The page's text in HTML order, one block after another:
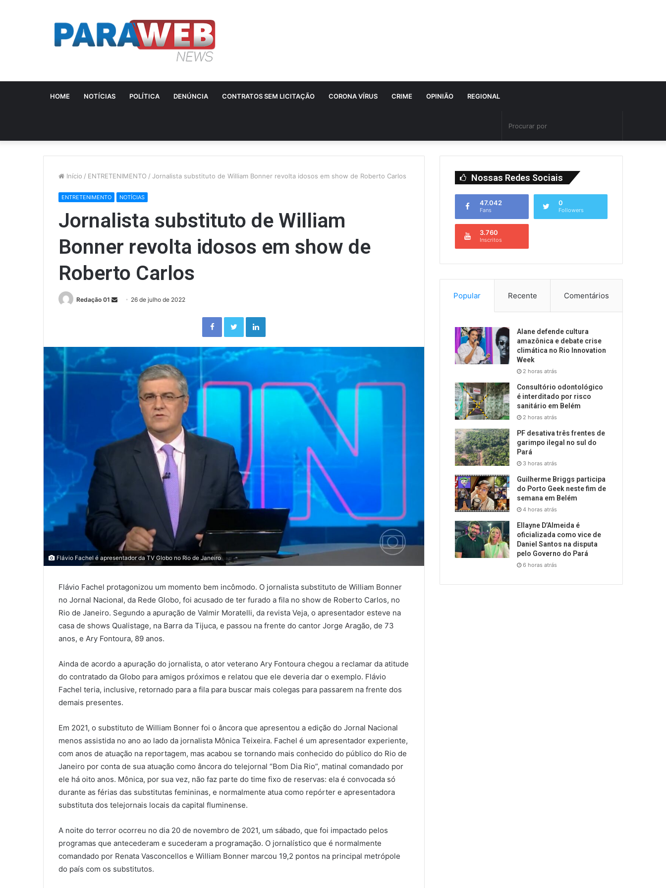
HOME NOTÍCIAS POLÍTICA DENÚNCIA CONTRATOS SEM LICITAÇÃO CORONA VÍRUS CRIME OPINIÃO REGIONAL
Início / ENTRETENIMENTO / Jornalista substituto de William Bonner revolta idosos em show de Roberto Carlos
ENTRETENIMENTO NOTÍCIAS
Jornalista substituto de William
Bonner revolta idosos em show de
Roberto Carlos
Redação 01
Send 26 de julho de 2022
FacebookTwitterLinkedin
Flávio Fachel é apresentador da TV Globo no Rio de Janeiro
Flávio Fachel protagonizou um momento bem incômodo. O jornalista substituto de William Bonner
no Jornal Nacional, da Rede Globo, foi acusado de ter furado a fila no show de Roberto Carlos, no
Rio de Janeiro. Segundo a apuração de Valmir Moratelli, da revista Veja, o apresentador esteve na
casa de shows Qualistage, na Barra da Tijuca, e passou na frente do cantor Jorge Aragão, de 73
anos, e Ary Fontoura, 89 anos.
Ainda de acordo a apuração do jornalista, o ator veterano Ary Fontoura chegou a reclamar da atitude
do contratado da Globo para amigos próximos e relatou que ele deveria dar o exemplo. Flávio
Fachel teria, inclusive, retornado para a fila para buscar mais colegas para passarem na frente dos
demais presentes.
Em 2021, o substituto de William Bonner foi o âncora que apresentou a edição do Jornal Nacional
menos assistida no ano ao lado da jornalista Mônica Teixeira. Fachel é um apresentador experiente,
com anos de atuação na reportagem, mas acabou se tornando mais conhecido do público do Rio de
Janeiro por conta de sua atuação como âncora do telejornal “Bom Dia Rio”, matinal comandado por
ele há oito anos. Mônica, por sua vez, não faz parte do time fixo de reservas: ela é convocada só
durante as férias das substitutas femininas, e normalmente atua como repórter e apresentadora
substituta dos telejornais locais da capital fluminense.
A noite do terror ocorreu no dia 20 de novembro de 2021, um sábado, que foi impactado pelos
programas que antecederam e sucederam a programação. O jornalístico que é normalmente
comandado por Renata Vasconcellos e William Bonner marcou 19,2 pontos na principal metrópole
do país com os substitutos.
Nossas Redes Sociais
47.042
Fans
0
Followers
3.760
Inscritos
Popular Recente Comentários
Alane defende cultura
amazônica e debate crise
climática no Rio Innovation
Week
2 horas atrás
Consultório odontológico
é interditado por risco
sanitário em Belém
2 horas atrás
PF desativa três frentes de
garimpo ilegal no sul do
Pará
3 horas atrás
Guilherme Briggs participa
do Porto Geek neste fim de
semana em Belém
4 horas atrás
Ellayne D’Almeida é
oficializada como vice de
Daniel Santos na disputa
pelo Governo do Pará
6 horas atrás